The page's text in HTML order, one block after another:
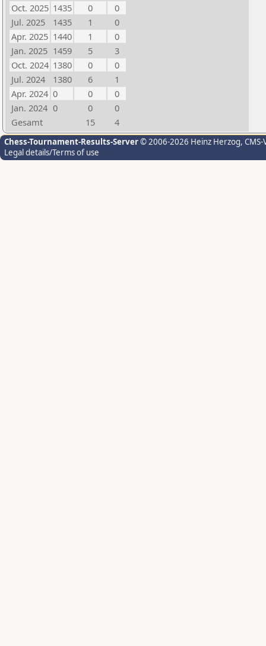
Oct. 2025 1435 0
0
Jul. 2025
1435 1
0
Apr. 2025 1440 1
0
Jan. 2025 1459 5
3
Oct. 2024 1380 0
0
Jul. 2024
1380 6
1
Apr. 2024 0 0
0
Jan. 2024 0 0
0
Gesamt
15 4
Chess-Tournament-Results-Server© 2006-2026 Heinz Herzog,
Legal details/Terms of use